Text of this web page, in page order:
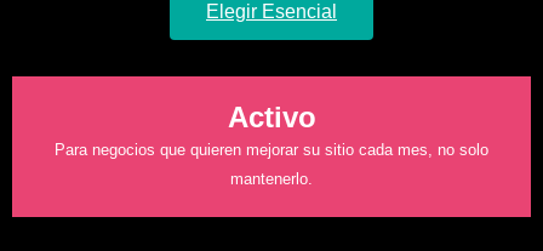
Elegir Esencial
Activo
Para negocios que quieren mejorar su sitio cada mes, no solo
mantenerlo.